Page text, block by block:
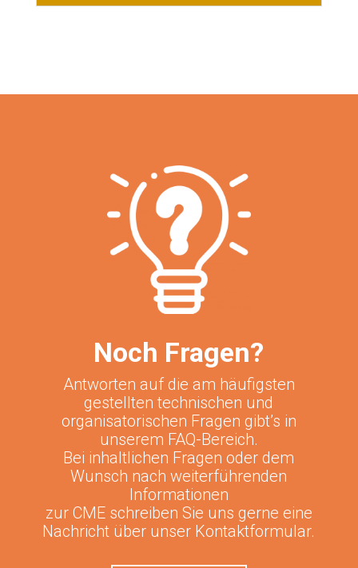
Noch Fragen?
Antworten auf die am häufigsten
gestellten technischen und
organisatorischen Fragen gibt’s in
unserem FAQ-Bereich.
Bei inhaltlichen Fragen oder dem
Wunsch nach weiterführenden
Informationen
zur CME schreiben Sie uns gerne eine
Nachricht über unser Kontaktformular.